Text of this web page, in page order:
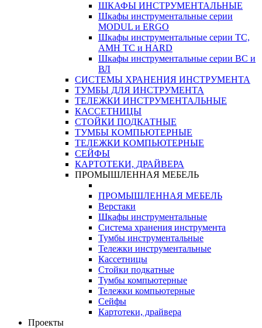
ШКАФЫ ИНСТРУМЕНТАЛЬНЫЕ
Шкафы инструментальные серии
MODUL и ERGO
Шкафы инструментальные серии ТС,
АМН ТС и HARD
Шкафы инструментальные серии ВС и
ВЛ
СИСТЕМЫ ХРАНЕНИЯ ИНСТРУМЕНТА
ТУМБЫ ДЛЯ ИНСТРУМЕНТА
ТЕЛЕЖКИ ИНСТРУМЕНТАЛЬНЫЕ
КАССЕТНИЦЫ
СТОЙКИ ПОДКАТНЫЕ
ТУМБЫ КОМПЬЮТЕРНЫЕ
ТЕЛЕЖКИ КОМПЬЮТЕРНЫЕ
СЕЙФЫ
КАРТОТЕКИ, ДРАЙВЕРА
ПРОМЫШЛЕННАЯ МЕБЕЛЬ
ПРОМЫШЛЕННАЯ МЕБЕЛЬ
Верстаки
Шкафы инструментальные
Система хранения инструмента
Тумбы инструментальные
Тележки инструментальные
Кассетницы
Стойки подкатные
Тумбы компьютерные
Тележки компьютерные
Сейфы
Картотеки, драйвера
Проекты